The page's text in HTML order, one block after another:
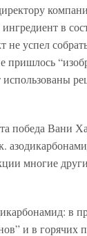
в
не успел
победа Вани
многие
в
и в горячих